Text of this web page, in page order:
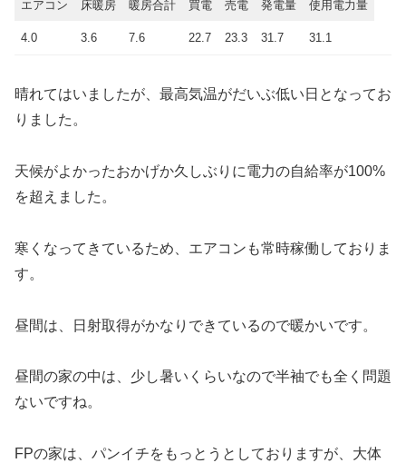
エアコン 床暖房 暖房合計 買電 売電 発電量 使用電力量
4.0 3.6 7.6 22.7 23.3 31.7 31.1
晴れてはいましたが、最高気温がだいぶ低い日となってお
りました。
天候がよかったおかげか久しぶりに電力の自給率が100%
を超えました。
寒くなってきているため、エアコンも常時稼働しておりま
す。
昼間は、日射取得がかなりできているので暖かいです。
昼間の家の中は、少し暑いくらいなので半袖でも全く問題
ないですね。
FPの家は、パンイチをもっとうとしておりますが、大体